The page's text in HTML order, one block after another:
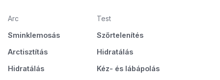
Arc
Sminklemosás
Arctisztítás
Hidratálás
Test
Szőrtelenítés
Hidratálás
Kéz- és lábápolás